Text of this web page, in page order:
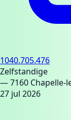
1040.705.476
Zelfstandige
— 7160 Chapelle-
27 jul 2026